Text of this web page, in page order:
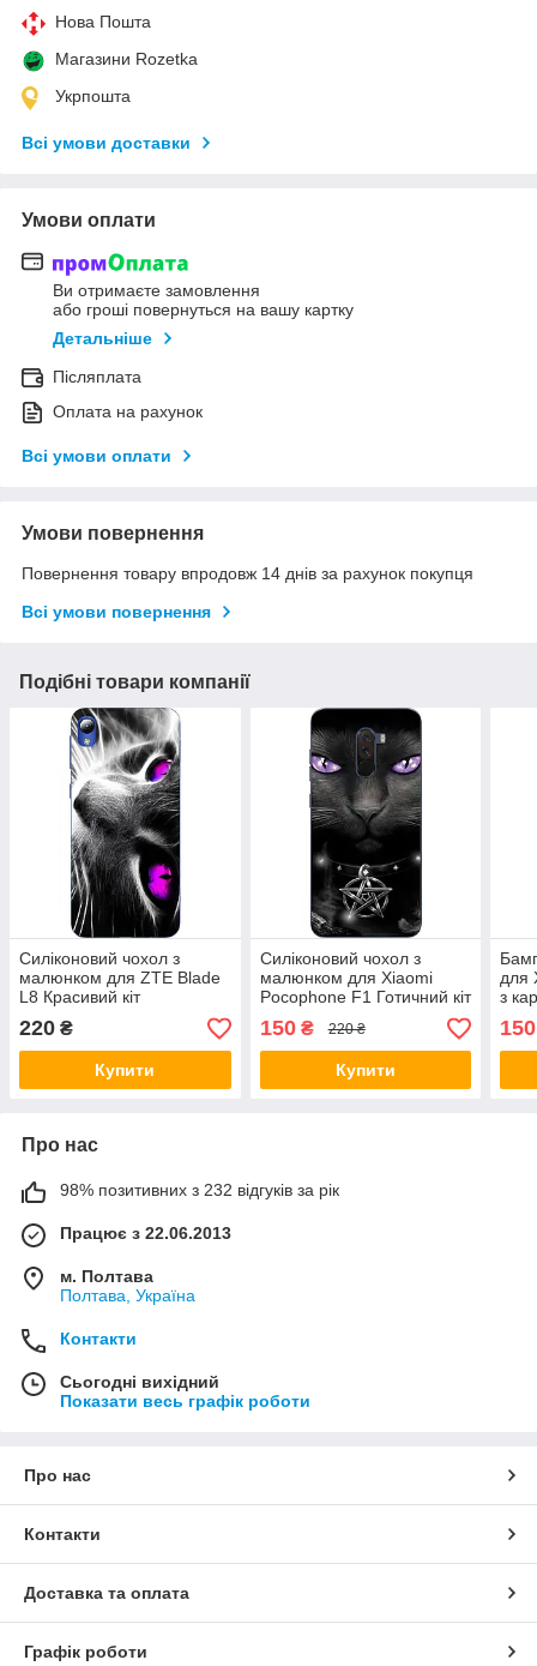
Нова Пошта
Магазини Rozetka
Укрпошта
Всі умови доставки
Умови оплати
Ви отримаєте замовлення
або гроші повернуться на вашу картку
Детальніше
Післяплата
Оплата на рахунок
Всі умови оплати
Умови повернення
Повернення товару впродовж 14 днів за рахунок покупця
Всі умови повернення
Подібні товари компанії
Силіконовий чохол з
малюнком для ZTE Blade
L8 Красивий кіт
220 ₴
Купити
Силіконовий чохол з
малюнком для Xiaomi
Pocophone F1 Готичний кіт
150₴ 220 ₴
Купити
для
з
150
Про нас
98% позитивних з 232 відгуків за рік
Працює з 22.06.2013
м. Полтава
Полтава, Україна
Контакти
Сьогодні вихідний
Показати весь графік роботи
Про нас
Контакти
Доставка та оплата
Графік роботи